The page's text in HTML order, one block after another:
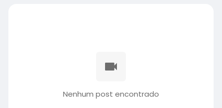
Nenhum post encontrado